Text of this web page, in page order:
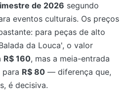
de 2026 segundo
eventos culturais. Os preços
para peças de alto
da Louca', o valor
R$ 160, mas a meia-entrada
para R$ 80 — diferença que,
é decisiva.